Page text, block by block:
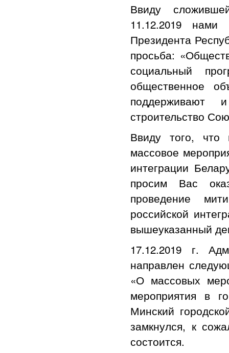
Ввиду
11.12.2019
Президента
просьба:
социальный
общественное
поддерживают
строительство
Ввиду того, что
массовое
интеграции
просим Вас
проведение
российской
вышеуказанный
17.12.2019 г.
направлен
«О массовых
мероприятия в
Минский
замкнулся, к
состоится.